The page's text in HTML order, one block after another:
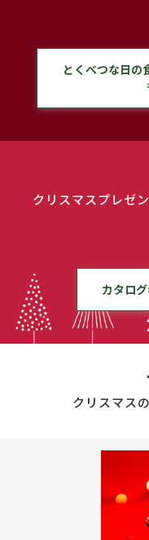
とくべつな日の
クリスマスプレゼ
カタロ
クリスマス